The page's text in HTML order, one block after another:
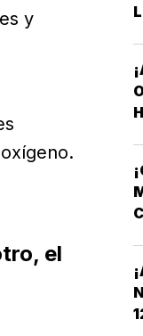
y
el